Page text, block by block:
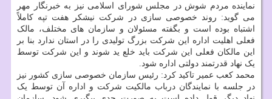
نماینده مردم شوش در مجلس شورای اسلامی نیز به خبرنگار مهر
می گوید: روند خصوصی سازی در شرکت نیشکر هفت تپه کاملاً
اشتباه بوده است و بگفته مسئولان و سازمان های مختلف، مالک
فعلی اهلیت اداره این شرکت بزرگ تولیدی را در استان ندارد بنا بر
این مالکان فعلی این شرکت باید خلع ید شوند و این شرکت توسط
یک نهاد قدرتمند دولتی اداره شود.
محمد کعب عمیر تاکید کرد: رئیس سازمان خصوصی سازی کشور نیز
در جلسه با نمایندگان درباب مالکیت شرکت و اداره آن توسط یک